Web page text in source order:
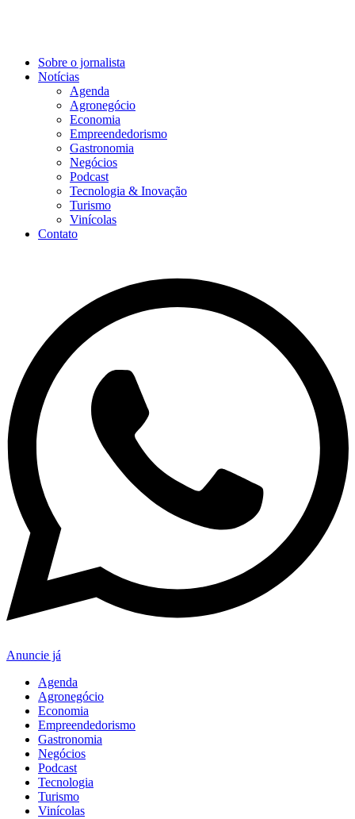
Sobre o jornalista
Notícias
Agenda
Agronegócio
Economia
Empreendedorismo
Gastronomia
Negócios
Podcast
Tecnologia & Inovação
Turismo
Vinícolas
Contato
Anuncie já
Agenda
Agronegócio
Economia
Empreendedorismo
Gastronomia
Negócios
Podcast
Tecnologia
Turismo
Vinícolas